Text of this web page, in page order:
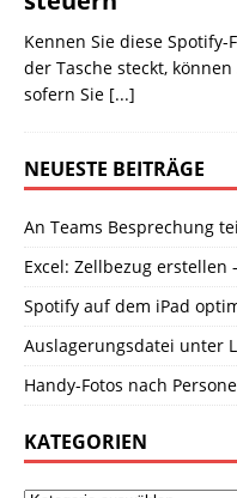
Kennen Sie diese
der Tasche steckt,
sofern Sie [...]
NEUESTE BEITRÄGE
An Teams Besprechung
Excel: Zellbezug erstellen
Spotify auf dem iPad
Auslagerungsdatei unter
Handy-Fotos nach
KATEGORIEN